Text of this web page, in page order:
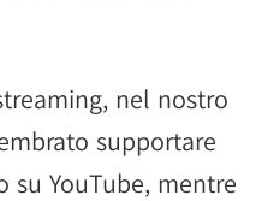
nel nostro
supportare
su YouTube, mentre